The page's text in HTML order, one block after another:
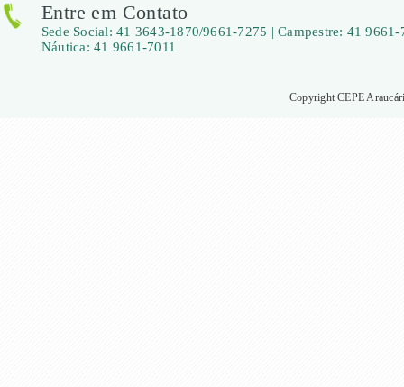
Entre em Contato
Sede Social: 41 3643-1870/9661-7275 | Campestre: 41 9661-
Náutica: 41 9661-7011
Copyright CEPE